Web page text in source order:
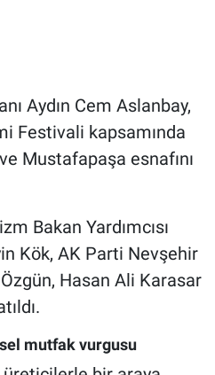
Aydın Cem Aslanbay,
Festivali kapsamında
Mustafapaşa esnafını
Bakan Yardımcısı
Kök, AK Parti Nevşehir
Hasan Ali Karasar
mutfak vurgusu